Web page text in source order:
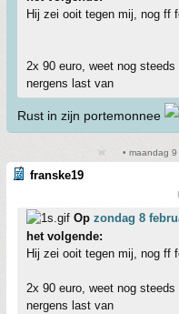
Hij zei ooit tegen mij, nog ff
2x 90 euro, weet nog
nergens last van
Rust in zijn portemonnee
• maandag
franske19
Op zondag 8
het volgende:
Hij zei ooit tegen mij, nog ff
2x 90 euro, weet nog
nergens last van